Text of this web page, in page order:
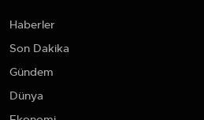
Haberler
Son Dakika
Gündem
Dünya